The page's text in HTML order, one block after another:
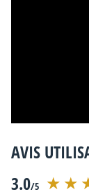
AVIS
3.0/5